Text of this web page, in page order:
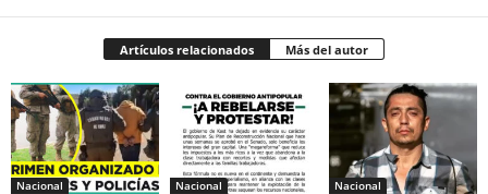
Artículos relacionados Más del autor
Nacional Nacional Nacional